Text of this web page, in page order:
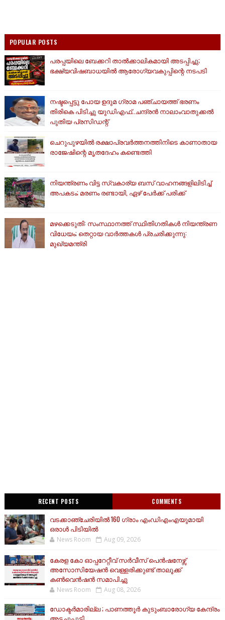
POPULAR POSTS
പരപ്പയിലെ ബേക്കറി താൽക്കാലികമായി അടപ്പിച്ചു;
ഭക്ഷ്യവിഷബാധയിൽ ആരോഗ്യവകുപ്പിന്റെ നടപടി
നഷ്ടപ്പെട്ടു പോയ ഉദുമ ഗ്രാമ പഞ്ചായത്ത് ഭരണം
തിരികെ പിടിച്ചു യുഡിഎഫ്..ചന്ദ്രൻ നാലാംവാതുക്കൽ
പുതിയ പ്രസിഡന്റ്
ചെറുപുഴയിൽ രക്ഷാപ്രവർത്തനത്തിനിടെ കാണാതായ
രാജേഷിന്റെ മൃതദേഹം കണ്ടെത്തി
നിയന്ത്രണം വിട്ട സ്വകാര്യ ബസ് വാഹനങ്ങളിലിടിച്ച്
അപകടം; മരണം രണ്ടായി, ഏഴ് പേർക്ക് പരിക്ക്
മഴക്കെടുതി: സംസ്ഥാനത്ത് സ്ഥിതിഗതികള്‍ നിയന്ത്രണ
വിധേയം; തെറ്റായ വാര്‍ത്തകള്‍ പ്രചരിക്കുന്നു:
മുഖ്യമന്ത്രി
RECENT POSTS COMMENTS
വടക്കാഞ്ചേരിയിൽ 160 ഗ്രാം എംഡിഎംഎയുമായി
ഒരാൾ പിടിയിൽ
News Room Aug 09, 2026
കേരള കോ ഓപ്പറേറ്റീവ് സർവീസ് പെൻഷനേഴ്സ്
അസോസിയേഷൻ വെള്ളരിക്കുണ്ട് താലൂക്ക്
കൺവെൻഷൻ സമാപിച്ചു
News Room Aug 08, 2026
ഡോക്ടർമാരില്ല ; പാണത്തൂർ കുടുംബാരോഗ്യ കേന്ദ്രം